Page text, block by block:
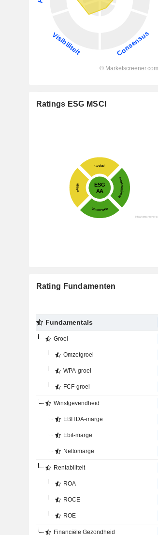
Ratings ESG MSCI
Rating Fundamenten
Fundamentals
Groei
Omzetgroei
WPA-groei
FCF-groei
Winstgevendheid
EBITDA-marge
Ebit-marge
Nettomarge
Rentabiliteit
ROA
ROCE
ROE
Financiële Gezondheid